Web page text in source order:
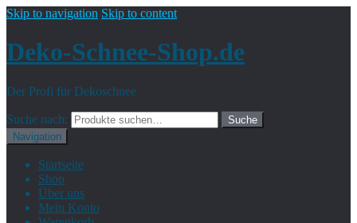
Skip to navigation Skip to content
Deko-Schnee-Shop.de
Der Profi für Dekoschnee
Suche nach:
Suche
Navigation
Startseite
Shop
Über uns
Mein Konto